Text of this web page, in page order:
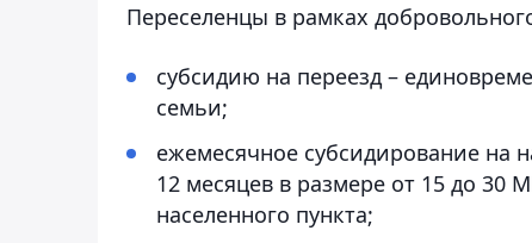
Переселенцы в рамках
субсидию на переезд –
семьи;
ежемесячное субсидирование на
12 месяцев в размере от 15 до 30
населенного пункта;